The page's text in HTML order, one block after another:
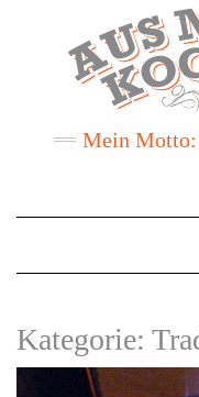
Mein Motto:
Kategorie: